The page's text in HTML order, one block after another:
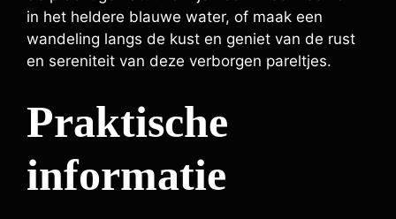
in het heldere blauwe water, of maak een
wandeling langs de kust en geniet van de rust
en sereniteit van deze verborgen pareltjes.
Praktische
informatie